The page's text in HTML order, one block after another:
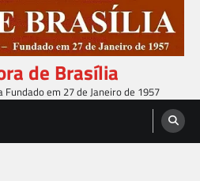
de Brasília
em 27 de Janeiro de 1957